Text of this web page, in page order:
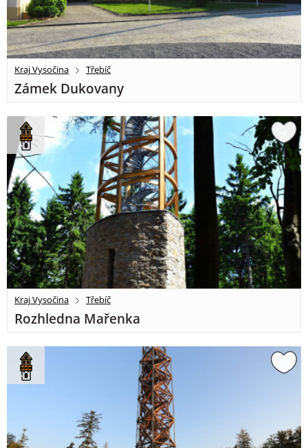
Kraj Vysočina Třebíč
Zámek Dukovany
Kraj Vysočina Třebíč
Rozhledna Mařenka